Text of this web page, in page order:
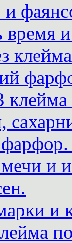
время
клейма
и
и